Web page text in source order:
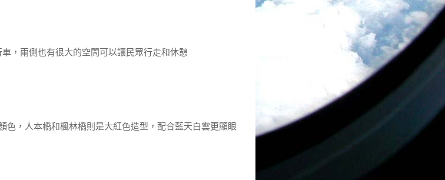
，兩側也有很大的空間可以讓民眾行走和休憩
色，人本橋和楓林橋則是大紅色造型，配合藍天白雲更顯眼